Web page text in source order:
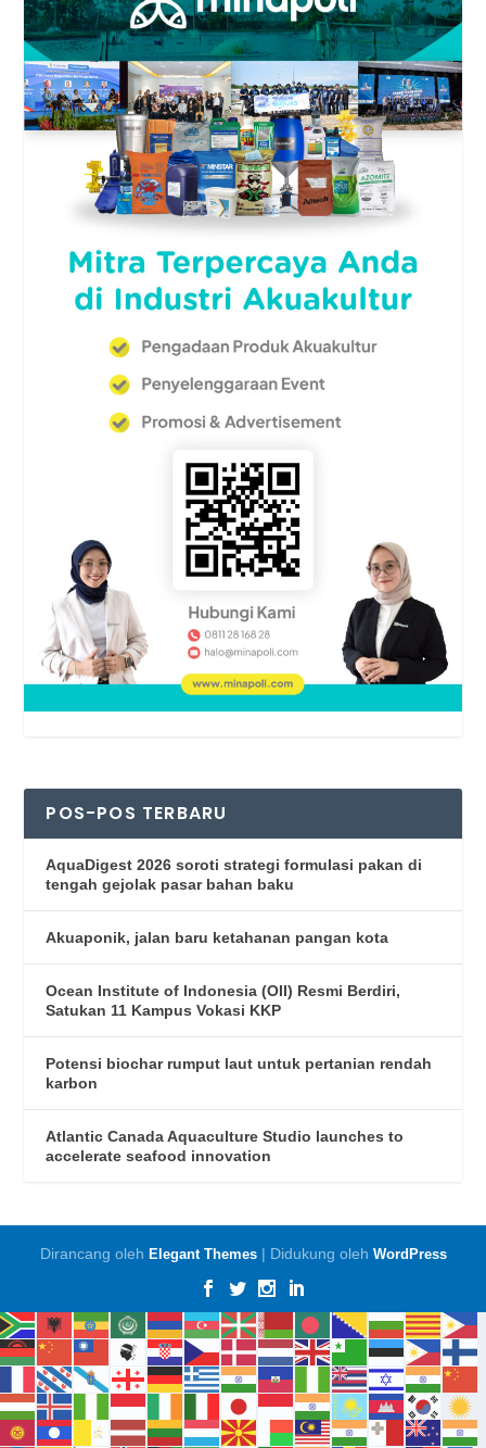
POS-POS TERBARU
AquaDigest 2026 soroti strategi formulasi pakan di
tengah gejolak pasar bahan baku
Akuaponik, jalan baru ketahanan pangan kota
Ocean Institute of Indonesia (OII) Resmi Berdiri,
Satukan 11 Kampus Vokasi KKP
Potensi biochar rumput laut untuk pertanian rendah
karbon
Atlantic Canada Aquaculture Studio launches to
accelerate seafood innovation
Dirancang oleh Elegant Themes| Didukung oleh WordPress